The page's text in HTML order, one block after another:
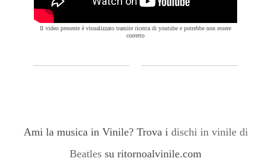
Il video presente è visualizzato tramite ricerca di youtube e potrebbe non essere
corretto
Ami la musica in Vinile? Trova i dischi in vinile di
Beatles su ritornoalvinile.com